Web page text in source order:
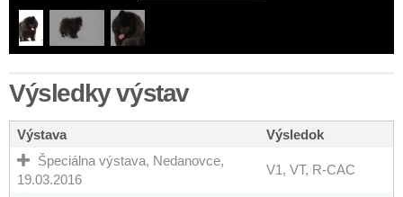
Výsledky výstav
Výstava
Výsledok
Špeciálna výstava, Nedanovce,
19.03.2016
V1, VT, R-CAC